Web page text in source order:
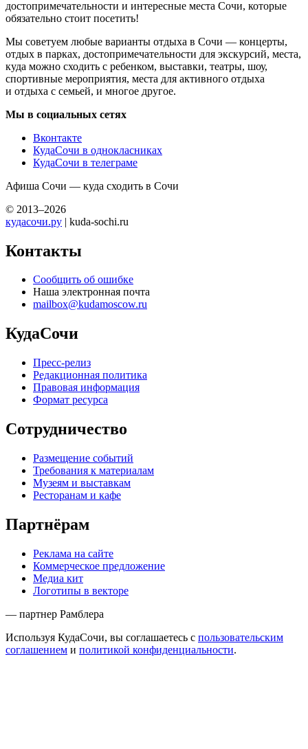
достопримечательности и интересные места Сочи, которые
обязательно стоит посетить!
Мы советуем любые варианты отдыха в Сочи — концерты,
отдых в парках, достопримечательности для экскурсий, места,
куда можно сходить с ребенком, выставки, театры, шоу,
спортивные мероприятия, места для активного отдыха
и отдыха с семьей, и многое другое.
Мы в социальных сетях
Вконтакте
КудаСочи в однокласниках
КудаСочи в телеграме
Афиша Сочи — куда сходить в Сочи
© 2013–2026
кудасочи.ру | kuda-sochi.ru
Контакты
Сообщить об ошибке
Наша электронная почта
mailbox@kudamoscow.ru
КудаСочи
Пресс-релиз
Редакционная политика
Правовая информация
Формат ресурса
Сотрудничество
Размещение событий
Требования к материалам
Музеям и выставкам
Ресторанам и кафе
Партнёрам
Реклама на сайте
Коммерческое предложение
Медиа кит
Логотипы в векторе
— партнер Рамблера
Используя КудаСочи, вы соглашаетесь с пользовательским
соглашением и политикой конфиденциальности.